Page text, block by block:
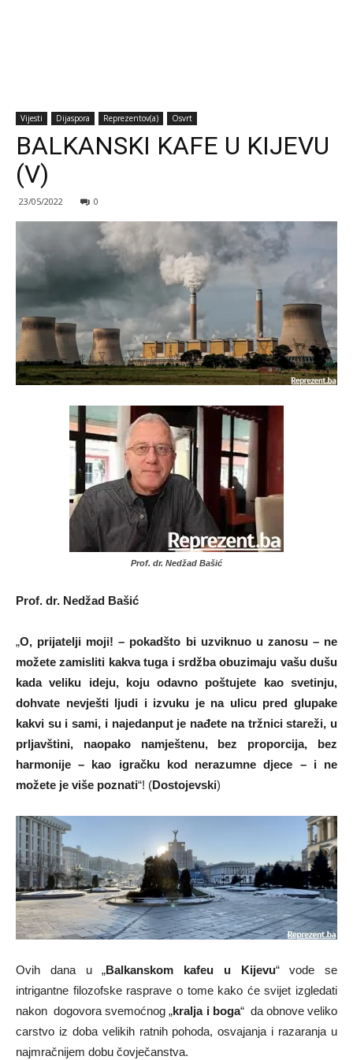
Vijesti Dijaspora Reprezentov(a) Osvrt
BALKANSKI KAFE U KIJEVU
(V)
23/05/2022 0
Prof. dr. Nedžad Bašić
Prof. dr. Nedžad Bašić
„O, prijatelji moji! – pokadšto bi uzviknuo u zanosu – ne
možete zamisliti kakva tuga i srdžba obuzimaju vašu dušu
kada veliku ideju, koju odavno poštujete kao svetinju,
dohvate nevješti ljudi i izvuku je na ulicu pred glupake
kakvi su i sami, i najedanput je nađete na tržnici stareži, u
prljavštini, naopako namještenu, bez proporcija, bez
harmonije – kao igračku kod nerazumne djece – i ne
možete je više poznati“! (Dostojevski)
Ovih dana u „Balkanskom kafeu u Kijevu“ vode se
intrigantne filozofske rasprave o tome kako će svijet izgledati
nakon dogovora svemoćnog „kralja i boga“ da obnove veliko
carstvo iz doba velikih ratnih pohoda, osvajanja i razaranja u
najmračnijem dobu čovječanstva.